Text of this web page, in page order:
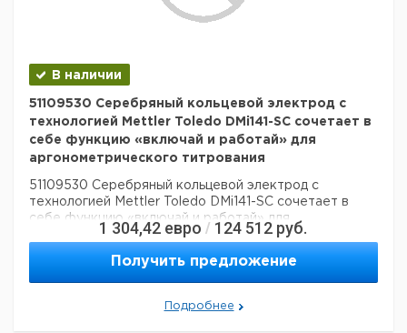
В наличии
51109530 Серебряный кольцевой электрод с
технологией Mettler Toledo DMi141-SC сочетает в
себе функцию «включай и работай» для
аргонометрического титрования
51109530 Серебряный кольцевой электрод с
технологией Mettler Toledo DMi141-SC сочетает в
себе функцию «включай и работай» для
аргонометрического титрования
1 304,42 евро / 124 512 руб.
Получить предложение
Подробнее